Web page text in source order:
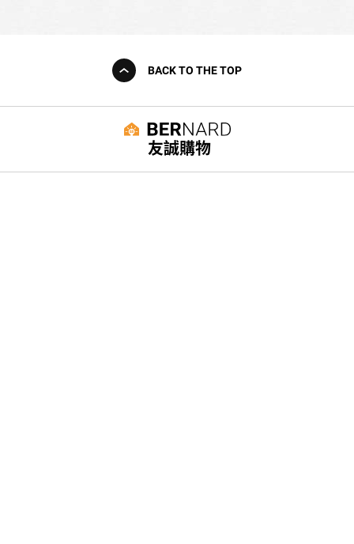
BACK TO THE TOP
友誠購物